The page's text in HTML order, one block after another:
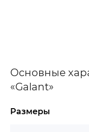
Основные
«Galant»
Размеры